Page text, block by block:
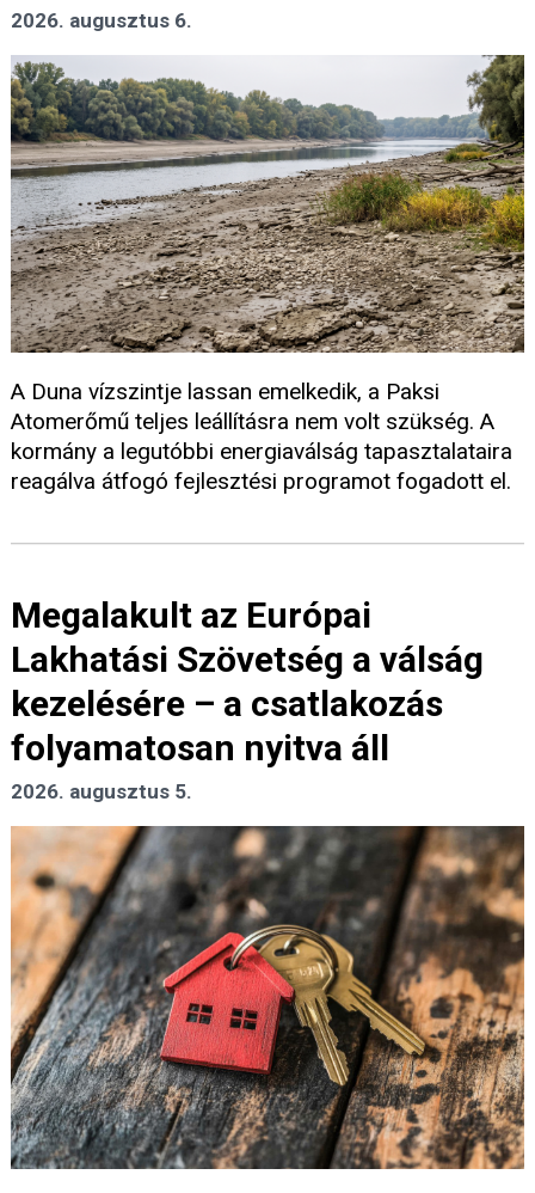
2026. augusztus 6.
A Duna vízszintje lassan emelkedik, a Paksi
Atomerőmű teljes leállításra nem volt szükség. A
kormány a legutóbbi energiaválság tapasztalataira
reagálva átfogó fejlesztési programot fogadott el.
Megalakult az Európai
Lakhatási Szövetség a válság
kezelésére – a csatlakozás
folyamatosan nyitva áll
2026. augusztus 5.